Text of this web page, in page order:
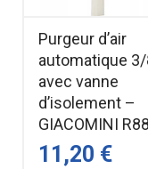
Purgeur d’air
automatique
avec vanne
d’isolement –
GIACOMINI
11,20 €